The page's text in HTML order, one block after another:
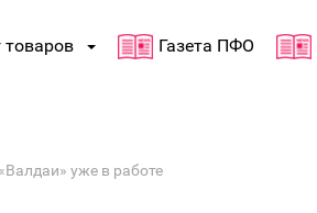
товаров Газета ПФО
уже в работе